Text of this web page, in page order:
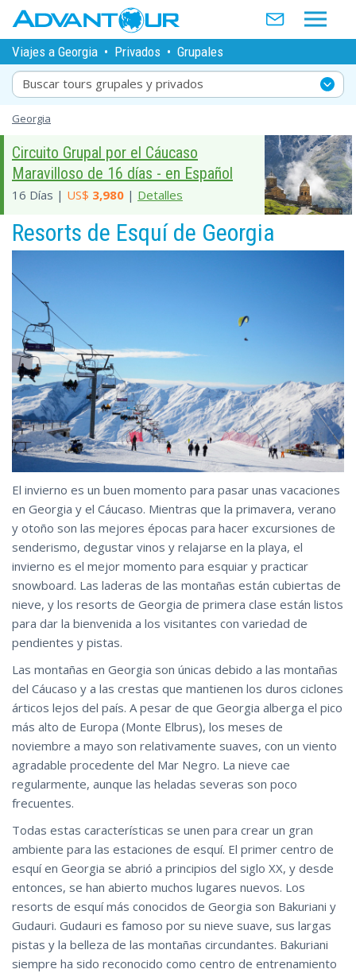
Viajes a Georgia • Privados • Grupales
Buscar tours grupales y privados
Georgia
Circuito Grupal por el Cáucaso
Maravilloso de 16 días - en Español
16 Días | US$ 3,980 | Detalles
Resorts de Esquí de Georgia
El invierno es un buen momento para pasar unas vacaciones
en Georgia y el Cáucaso. Mientras que la primavera, verano
y otoño son las mejores épocas para hacer excursiones de
senderismo, degustar vinos y relajarse en la playa, el
invierno es el mejor momento para esquiar y practicar
snowboard. Las laderas de las montañas están cubiertas de
nieve, y los resorts de Georgia de primera clase están listos
para dar la bienvenida a los visitantes con variedad de
pendientes y pistas.
Las montañas en Georgia son únicas debido a las montañas
del Cáucaso y a las crestas que mantienen los duros ciclones
árticos lejos del país. A pesar de que Georgia alberga el pico
más alto de Europa (Monte Elbrus), los meses de
noviembre a mayo son relativamente suaves, con un viento
agradable procedente del Mar Negro. La nieve cae
regularmente, aunque las heladas severas son poco
frecuentes.
Todas estas características se unen para crear un gran
ambiente para las estaciones de esquí. El primer centro de
esquí en Georgia se abrió a principios del siglo XX, y desde
entonces, se han abierto muchos lugares nuevos. Los
resorts de esquí más conocidos de Georgia son Bakuriani y
Gudauri. Gudauri es famoso por su nieve suave, sus largas
pistas y la belleza de las montañas circundantes. Bakuriani
siempre ha sido reconocido como centro de entrenamiento